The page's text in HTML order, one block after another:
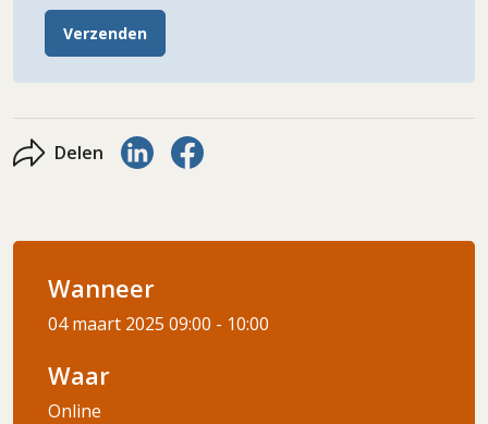
Verzenden
Delen Delen via LinkedIn
Delen via Facebook
Wanneer
04 maart 2025 09:00 - 10:00
Waar
Online